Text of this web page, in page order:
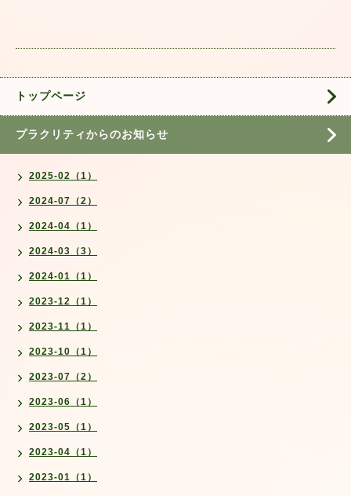
トップページ
プラクリティからのお知らせ
2025-02（1）
2024-07（2）
2024-04（1）
2024-03（3）
2024-01（1）
2023-12（1）
2023-11（1）
2023-10（1）
2023-07（2）
2023-06（1）
2023-05（1）
2023-04（1）
2023-01（1）